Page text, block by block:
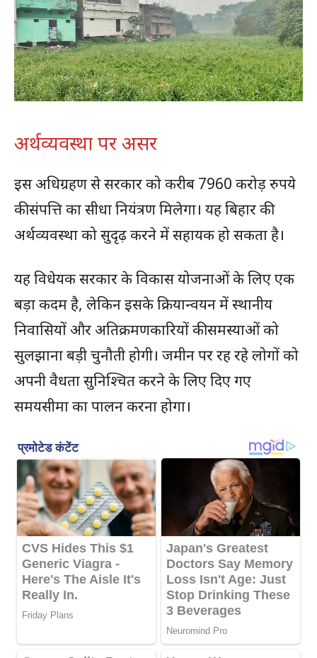
अर्थव्यवस्था पर असर
इस अधिग्रहण से सरकार को करीब 7960 करोड़ रुपये
की संपत्ति का सीधा नियंत्रण मिलेगा। यह बिहार की
अर्थव्यवस्था को सुदृढ़ करने में सहायक हो सकता है।
यह विधेयक सरकार के विकास योजनाओं के लिए एक
बड़ा कदम है, लेकिन इसके क्रियान्वयन में स्थानीय
निवासियों और अतिक्रमणकारियों की समस्याओं को
सुलझाना बड़ी चुनौती होगी। जमीन पर रह रहे लोगों को
अपनी वैधता सुनिश्चित करने के लिए दिए गए
समयसीमा का पालन करना होगा।